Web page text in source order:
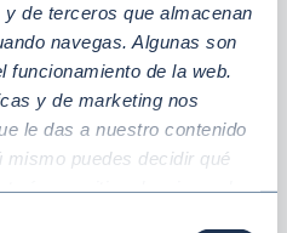
de terceros que almacenan
navegas. Algunas son
de la web.
y de marketing nos
le das a nuestro contenido
puedes decidir qué
combustibles renovables
las actividades y operaciones
a una economía baja en
emisiones de CO2 y